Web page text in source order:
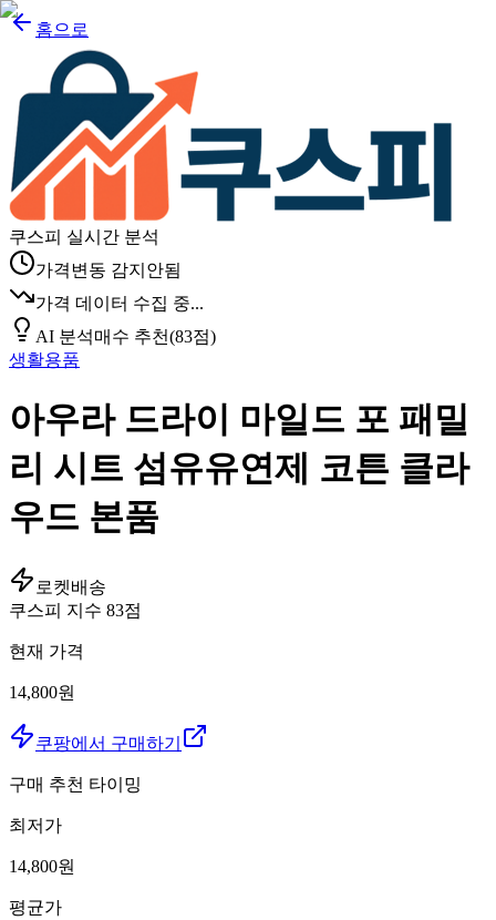
홈으로
쿠스피 실시간 분석
가격변동 감지안됨
가격 데이터 수집 중...
AI 분석매수 추천(83점)
생활용품
아우라 드라이 마일드 포 패밀
리 시트 섬유유연제 코튼 클라
우드 본품
로켓배송
쿠스피 지수 83점
현재 가격
14,800원
쿠팡에서 구매하기
구매 추천 타이밍
최저가
14,800원
평균가